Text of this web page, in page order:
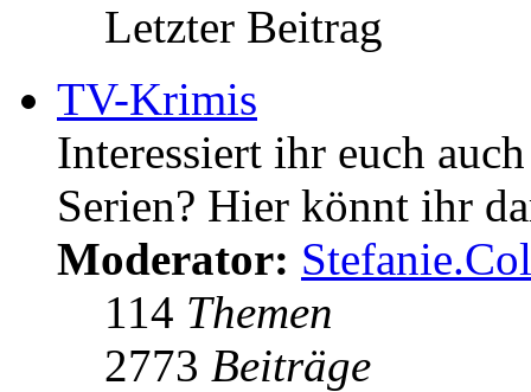
Letzter Beitrag
TV-Krimis
Interessiert ihr euch
Serien? Hier könnt ihr
Moderator:
114 Themen
2773 Beiträge